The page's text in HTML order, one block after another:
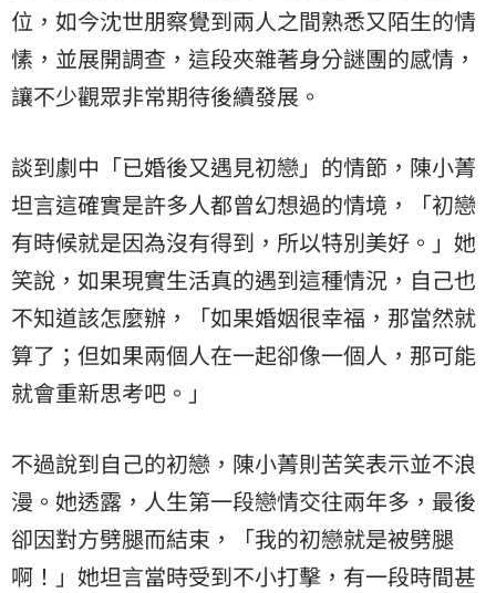
位，如今沈世朋察覺到兩人之間熟悉又陌生的情
愫，並展開調查，這段夾雜著身分謎團的感情，
讓不少觀眾非常期待後續發展。
談到劇中「已婚後又遇見初戀」的情節，陳小菁
坦言這確實是許多人都曾幻想過的情境，「初戀
有時候就是因為沒有得到，所以特別美好。」她
笑說，如果現實生活真的遇到這種情況，自己也
不知道該怎麼辦，「如果婚姻很幸福，那當然就
算了；但如果兩個人在一起卻像一個人，那可能
就會重新思考吧。」
不過說到自己的初戀，陳小菁則苦笑表示並不浪
漫。她透露，人生第一段戀情交往兩年多，最後
卻因對方劈腿而結束，「我的初戀就是被劈腿
啊！」她坦言當時受到不小打擊，有一段時間甚